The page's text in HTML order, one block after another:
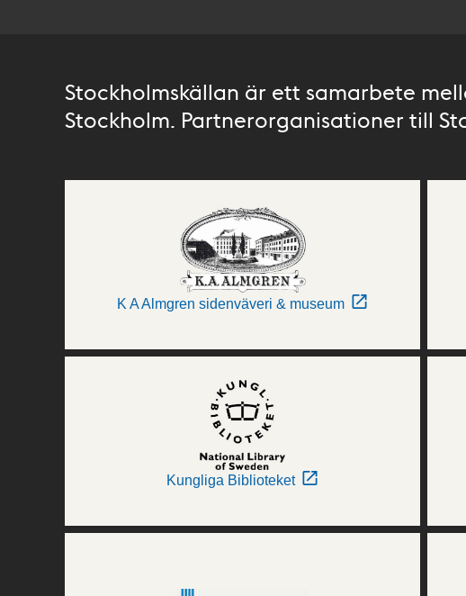
Stockholmskällan är ett samarbete
Stockholm. Partnerorganisationer till
K A Almgren sidenväveri & museum
Kungliga Biblioteket